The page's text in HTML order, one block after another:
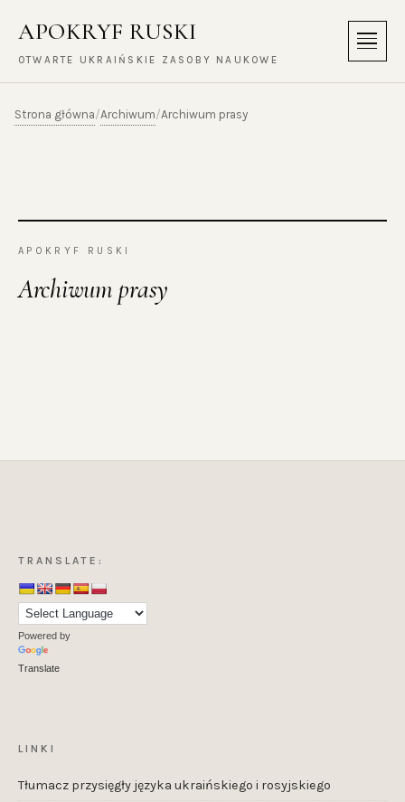
APOKRYF RUSKI
OTWARTE UKRAIŃSKIE ZASOBY NAUKOWE
Menu
Strona główna/Archiwum/Archiwum prasy
APOKRYF RUSKI
Archiwum prasy
TRANSLATE:
Powered by
Translate
LINKI
Tłumacz przysięgły języka ukraińskiego i rosyjskiego